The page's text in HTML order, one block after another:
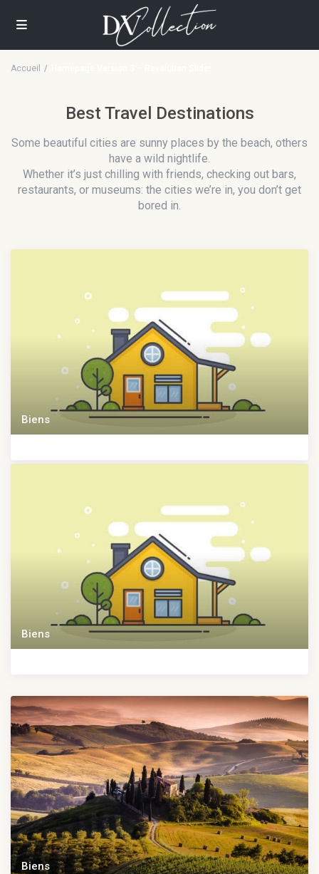
Accueil
Best Travel Destinations
Some beautiful cities are sunny places by the beach, others
have a wild nightlife.
Whether it’s just chilling with friends, checking out bars,
restaurants, or museums: the cities we’re in, you don’t get
bored in.
Biens
Biens
Biens